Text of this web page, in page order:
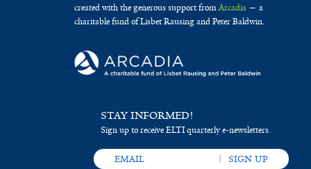
created with the generous support fromArcadia— a
charitable fund of Lisbet Rausing and Peter Baldwin.
STAY INFORMED!
Sign up to receive ELTI quarterly e-newsletters.